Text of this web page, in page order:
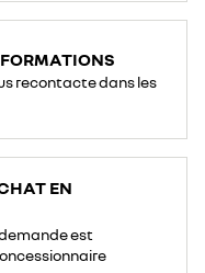
recontacte dans les
EN
est